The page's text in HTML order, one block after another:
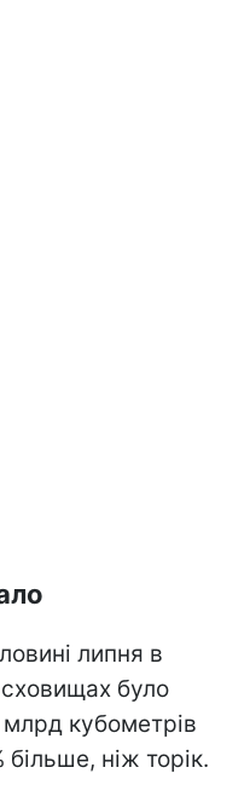
липня в
сховищах було
кубометрів
ніж торік.